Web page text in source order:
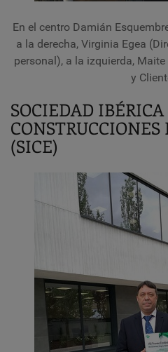
En el centro Damián
a la derecha, Virginia Egea
personal), a la izquierda,
y
SOCIEDAD IBÉRICA
CONSTRUCCIONES
(SICE)